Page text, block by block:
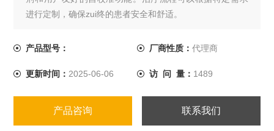
进行定制，确保zui终的患者安全和舒适。
产品型号： 厂商性质： 代理商
更新时间： 2025-06-06 访 问 量： 1489
产品咨询 联系我们